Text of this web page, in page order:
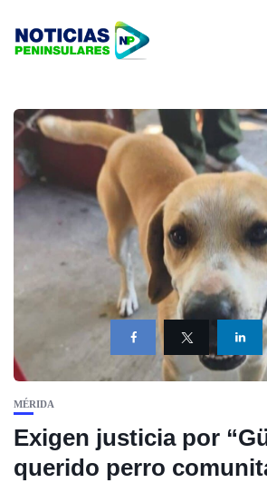
MÉRIDA
Exigen justicia por
querido perro